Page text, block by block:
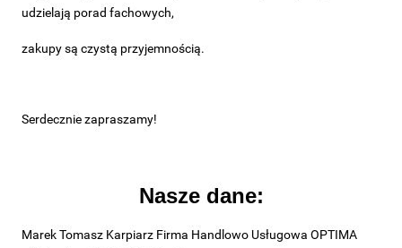
udzielają porad fachowych,
zakupy są czystą przyjemnością.
Serdecznie zapraszamy!
Nasze dane:
Marek Tomasz Karpiarz Firma Handlowo Usługowa OPTIMA